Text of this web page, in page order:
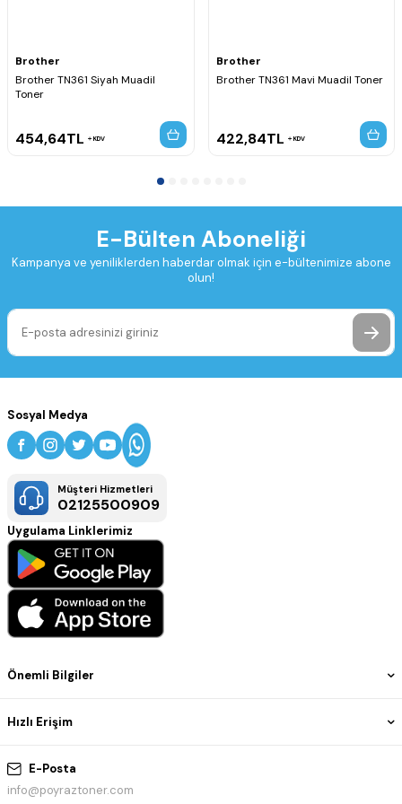
Brother
Brother TN361 Siyah Muadil
Toner
454,64TL KDV
Brother
Brother TN361 Mavi Muadil Toner
422,84TL KDV
E-Bülten Aboneliği
Kampanya ve yeniliklerden haberdar olmak için e-bültenimize abone
olun!
E-Posta
info@poyraztoner.com
Önemli Bilgiler
Hızlı Erişim
Sosyal Medya
Müşteri Hizmetleri
02125500909
Uygulama Linklerimiz